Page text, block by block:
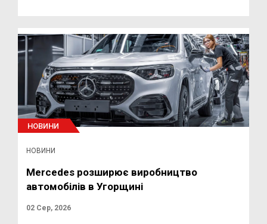
НОВИНИ
НОВИНИ
Mercedes розширює виробництво
автомобілів в Угорщині
02 Сер, 2026